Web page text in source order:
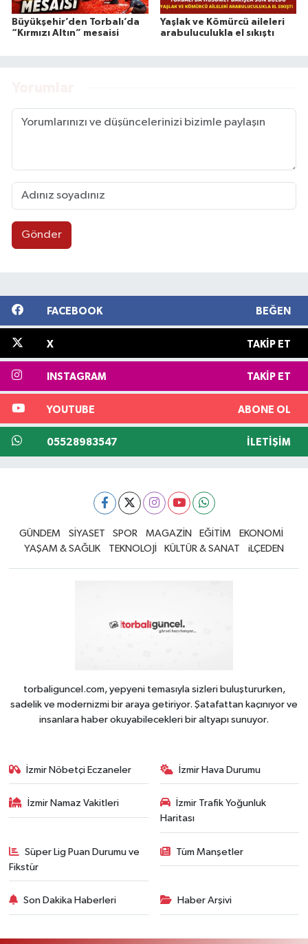
Büyükşehir’den Torbalı’da
“Kırmızı Altın” mesaisi
Yaşlak ve Kömürcü aileleri
arabuluculukla el sıkıştı
Gönder
FACEBOOK BEĞEN
X TAKIP ET
INSTAGRAM TAKIP ET
YOUTUBE ABONE OL
05528983547 İLETIŞIM
GÜNDEM SİYASET SPOR MAGAZİN EĞİTİM
EKONOMİ
YAŞAM & SAĞLIK
TEKNOLOJİ KÜLTÜR & SANAT iLÇEDEN
torbaliguncel.com, yepyeni temasıyla sizleri buluştururken,
sadelik ve modernizmi bir araya getiriyor. Şatafattan kaçınıyor ve
insanlara haber okuyabilecekleri bir altyapı sunuyor.
İzmir Nöbetçi Eczaneler İzmir Hava Durumu
İzmir Namaz Vakitleri
İzmir Trafik Yoğunluk
Haritası
Süper Lig Puan Durumu ve
Fikstür
Tüm Manşetler
Son Dakika Haberleri Haber Arşivi